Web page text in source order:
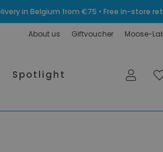
in Belgium from €75 • Free in-
About us Giftvoucher Moose-
Spotlight